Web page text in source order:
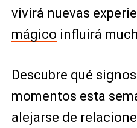
vivirá nuevas
mágico influirá
Descubre qué
momentos esta
alejarse de